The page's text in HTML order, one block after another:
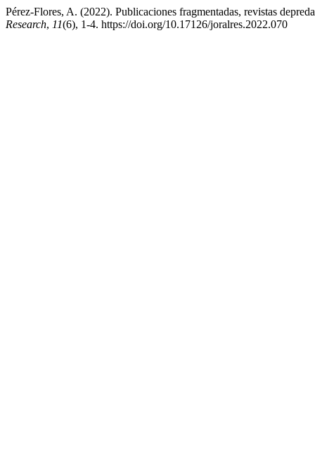
Pérez-Flores, A. (2022). Publicaciones fragmentadas, revistas
Research, 11(6), 1-4. https://doi.org/10.17126/joralres.2022.070